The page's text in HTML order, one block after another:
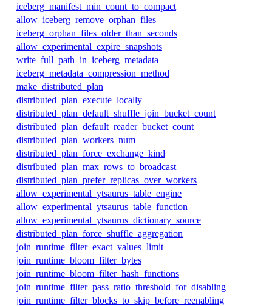
iceberg_manifest_min_count_to_compact
allow_iceberg_remove_orphan_files
iceberg_orphan_files_older_than_seconds
allow_experimental_expire_snapshots
write_full_path_in_iceberg_metadata
iceberg_metadata_compression_method
make_distributed_plan
distributed_plan_execute_locally
distributed_plan_default_shuffle_join_bucket_count
distributed_plan_default_reader_bucket_count
distributed_plan_workers_num
distributed_plan_force_exchange_kind
distributed_plan_max_rows_to_broadcast
distributed_plan_prefer_replicas_over_workers
allow_experimental_ytsaurus_table_engine
allow_experimental_ytsaurus_table_function
allow_experimental_ytsaurus_dictionary_source
distributed_plan_force_shuffle_aggregation
join_runtime_filter_exact_values_limit
join_runtime_bloom_filter_bytes
join_runtime_bloom_filter_hash_functions
join_runtime_filter_pass_ratio_threshold_for_disabling
join_runtime_filter_blocks_to_skip_before_reenabling